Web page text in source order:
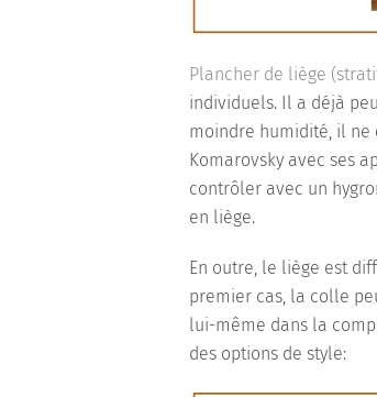
Plancher de liège
individuels. Il a déjà
moindre humidité, il ne
Komarovsky avec ses
contrôler avec un
en liège.
En outre, le liège est
premier cas, la colle
lui-même dans la
des options de style: